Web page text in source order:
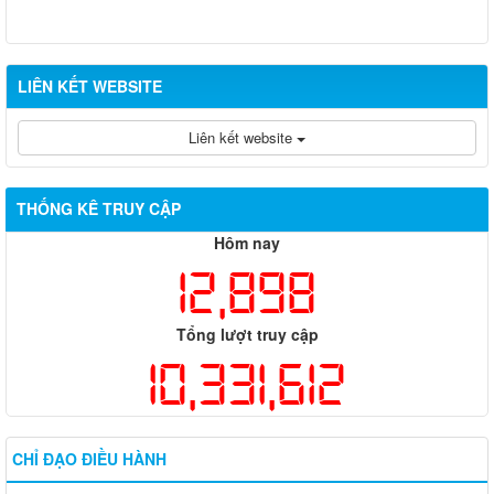
LIÊN KẾT WEBSITE
Liên kết website
THỐNG KÊ TRUY CẬP
Hôm nay
12,898
Tổng lượt truy cập
10,331,612
CHỈ ĐẠO ĐIỀU HÀNH